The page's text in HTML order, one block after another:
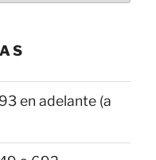
en adelante (a